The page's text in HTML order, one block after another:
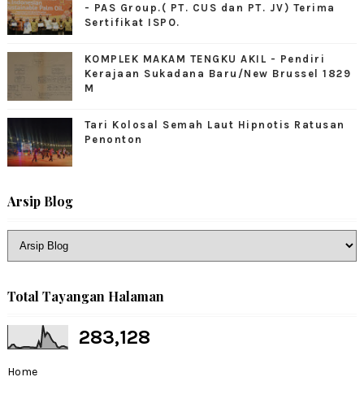
- PAS Group.( PT. CUS dan PT. JV) Terima
Sertifikat ISPO.
KOMPLEK MAKAM TENGKU AKIL - Pendiri
Kerajaan Sukadana Baru/New Brussel 1829
M
Tari Kolosal Semah Laut Hipnotis Ratusan
Penonton
Arsip Blog
Total Tayangan Halaman
283,128
Home